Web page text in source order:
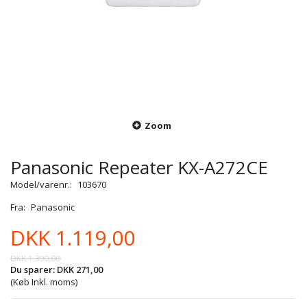
Zoom
Panasonic Repeater KX-A272CE
Model/varenr.: 103670
Fra: Panasonic
DKK 1.119,00
DKK 1.390,00
Du sparer: DKK 271,00
(Køb Inkl. moms)